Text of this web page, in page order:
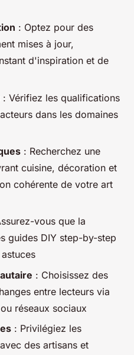
: Optez pour des
mises à jour,
d'inspiration et de
: Vérifiez les qualifications
dans les domaines
: Recherchez une
cuisine, décoration et
cohérente de votre art
vous que la
guides DIY step-by-step
: Choisissez des
entre lecteurs via
réseaux sociaux
: Privilégiez les
des artisans et